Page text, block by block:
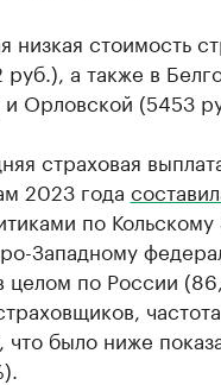
низкая стоимость
руб.), а также в
Орловской (5453
страховая
2023 года
по
Западному
целом по России
что было ниже